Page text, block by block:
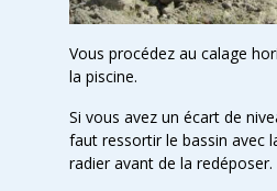
Vous procédez au calage
la piscine.
Si vous avez un écart de
faut ressortir le bassin avec
radier avant de la redéposer.